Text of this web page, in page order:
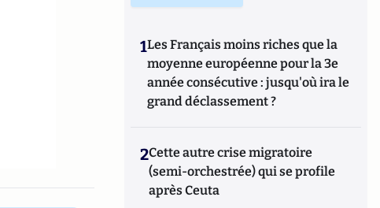
1Les Français moins riches que la
moyenne européenne pour la 3e
année consécutive : jusqu'où ira le
grand déclassement ?
2Cette autre crise migratoire
(semi-orchestrée) qui se profile
après Ceuta